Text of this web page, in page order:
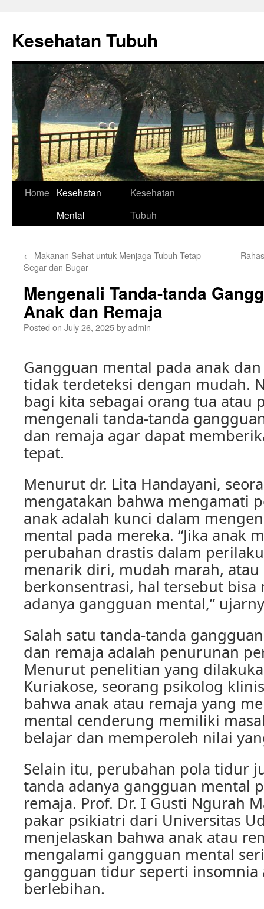
content
Kesehatan Tubuh
Home
Kesehatan
Mental
Kesehatan
Tubuh
← Makanan Sehat untuk Menjaga Tubuh Tetap
Segar dan Bugar
Mengenali Tanda-tanda
Anak dan Remaja
Posted on July 26, 2025byadmin
Gangguan mental pada anak
tidak terdeteksi dengan mudah.
bagi kita sebagai orang tua atau
mengenali tanda-tanda
dan remaja agar dapat
tepat.
Menurut dr. Lita Handayani,
mengatakan bahwa mengamati
anak adalah kunci dalam
mental pada mereka. “Jika anak
perubahan drastis dalam
menarik diri, mudah marah,
berkonsentrasi, hal tersebut bisa
adanya gangguan mental,”
Salah satu tanda-tanda
dan remaja adalah penurunan
Menurut penelitian yang
Kuriakose, seorang psikolog
bahwa anak atau remaja yang
mental cenderung memiliki
belajar dan memperoleh nilai
Selain itu, perubahan pola tidur
tanda adanya gangguan mental
remaja. Prof. Dr. I Gusti Ngurah
pakar psikiatri dari Universitas
menjelaskan bahwa anak atau
mengalami gangguan mental
gangguan tidur seperti
berlebihan.